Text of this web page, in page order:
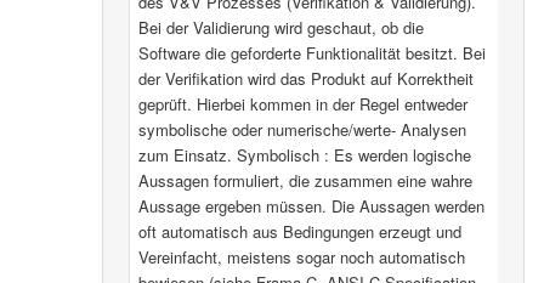
Bei der Validierung wird geschaut, ob die
Software die geforderte Funktionalität besitzt. Bei
der Verifikation wird das Produkt auf Korrektheit
geprüft. Hierbei kommen in der Regel entweder
symbolische oder numerische/werte- Analysen
zum Einsatz. Symbolisch : Es werden logische
Aussagen formuliert, die zusammen eine wahre
Aussage ergeben müssen. Die Aussagen werden
oft automatisch aus Bedingungen erzeugt und
Vereinfacht, meistens sogar noch automatisch